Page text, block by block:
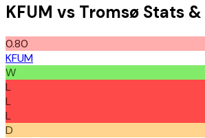
KFUM vs Tromsø Stats &
0.80
KFUM
W
L
L
L
D